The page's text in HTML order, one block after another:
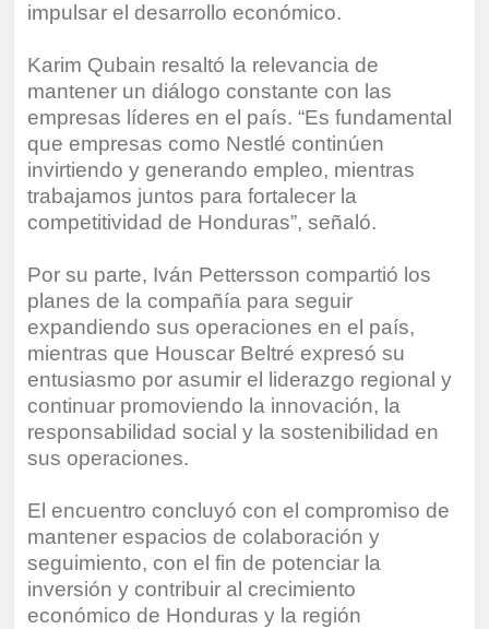
impulsar el desarrollo económico.
Karim Qubain resaltó la relevancia de
mantener un diálogo constante con las
empresas líderes en el país. “Es fundamental
que empresas como Nestlé continúen
invirtiendo y generando empleo, mientras
trabajamos juntos para fortalecer la
competitividad de Honduras”, señaló.
Por su parte, Iván Pettersson compartió los
planes de la compañía para seguir
expandiendo sus operaciones en el país,
mientras que Houscar Beltré expresó su
entusiasmo por asumir el liderazgo regional y
continuar promoviendo la innovación, la
responsabilidad social y la sostenibilidad en
sus operaciones.
El encuentro concluyó con el compromiso de
mantener espacios de colaboración y
seguimiento, con el fin de potenciar la
inversión y contribuir al crecimiento
económico de Honduras y la región